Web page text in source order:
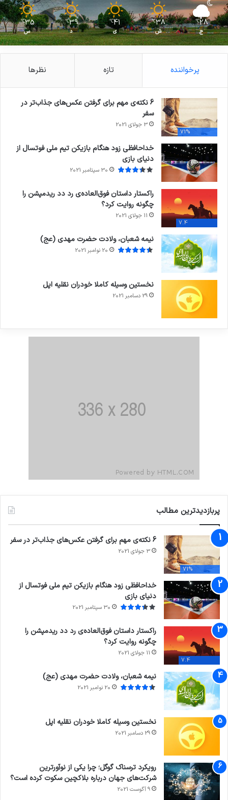
28
℃
ج
38
℃
ش
41
℃
ی
39
℃
د
35
℃
س
پرخواننده تازه نظرها
71%
6 نکته‌ی مهم برای گرفتن عکس‌های جذاب‌تر در
سفر
3 جولای 2021
خداحافظی زود هنگام بازیکن تیم ملی فوتسال از
دنیای بازی
30 سپتامبر 2021
7.4
راکستار داستان فوق‌العاده‌ی رد دد ریدمپشن را
چگونه روایت کرد؟
11 جولای 2021
نیمه شعبان، ولادت حضرت مهدی (عج)
20 نوامبر 2021
نخستین وسیله کاملا خودران نقلیه اپل
29 دسامبر 2021
پربازدیدترین مطالب
71%
6 نکته‌ی مهم برای گرفتن عکس‌های جذاب‌تر در سفر
3 جولای 2021
خداحافظی زود هنگام بازیکن تیم ملی فوتسال از
دنیای بازی
30 سپتامبر 2021
7.4
راکستار داستان فوق‌العاده‌ی رد دد ریدمپشن را
چگونه روایت کرد؟
11 جولای 2021
نیمه شعبان، ولادت حضرت مهدی (عج)
20 نوامبر 2021
نخستین وسیله کاملا خودران نقلیه اپل
29 دسامبر 2021
رویکرد ترسناک گوگل؛ چرا یکی از نوآورترین
شرکت‌های جهان درباره بلاکچین سکوت کرده است؟
9 آگوست 2021